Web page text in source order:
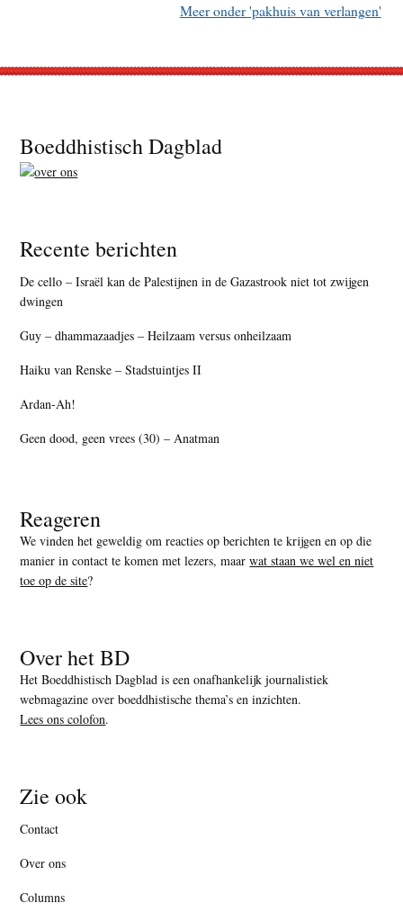
Meer onder 'pakhuis van verlangen'
Footer
Boeddhistisch Dagblad
Recente berichten
De cello – Israël kan de Palestijnen in de Gazastrook niet tot zwijgen
dwingen
Guy – dhammazaadjes – Heilzaam versus onheilzaam
Haiku van Renske – Stadstuintjes II
Ardan-Ah!
Geen dood, geen vrees (30) – Anatman
Reageren
We vinden het geweldig om reacties op berichten te krijgen en op die
manier in contact te komen met lezers, maarwat staan we wel en niet
toe op de site?
Over het BD
Het Boeddhistisch Dagblad is een onafhankelijk journalistiek
webmagazine over boeddhistische thema’s en inzichten.
Lees ons colofon.
Zie ook
Contact
Over ons
Columns